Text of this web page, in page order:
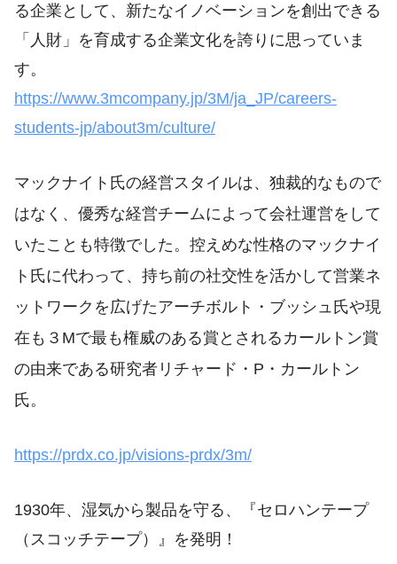
る企業として、新たなイノベーションを創出できる
「人財」を育成する企業文化を誇りに思っていま
す。
https://www.3mcompany.jp/3M/ja_JP/careers-
students-jp/about3m/culture/
マックナイト氏の経営スタイルは、独裁的なもので
はなく、優秀な経営チームによって会社運営をして
いたことも特徴でした。控えめな性格のマックナイ
ト氏に代わって、持ち前の社交性を活かして営業ネ
ットワークを広げたアーチボルト・ブッシュ氏や現
在も３Mで最も権威のある賞とされるカールトン賞
の由来である研究者リチャード・P・カールトン
氏。
https://prdx.co.jp/visions-prdx/3m/
1930年、湿気から製品を守る、『セロハンテープ
（スコッチテープ）』を発明！